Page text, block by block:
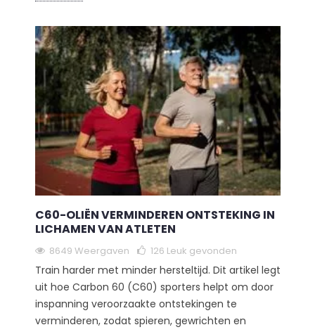
C60-OLIËN VERMINDEREN ONTSTEKING IN
LICHAMEN VAN ATLETEN
8649 Weergaven 126 Leuk gevonden
Train harder met minder hersteltijd. Dit artikel legt
uit hoe Carbon 60 (C60) sporters helpt om door
inspanning veroorzaakte ontstekingen te
verminderen, zodat spieren, gewrichten en